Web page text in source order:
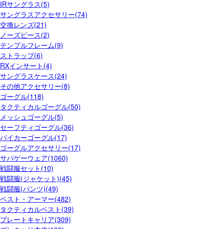
IRサングラス(5)
サングラスアクセサリー(74)
交換レンズ(21)
ノーズピース(2)
テンプルフレーム(9)
ストラップ(6)
RXインサート(4)
サングラスケース(24)
その他アクセサリー(8)
ゴーグル(118)
タクティカルゴーグル(50)
メッシュゴーグル(5)
セーフティゴーグル(36)
バイカーゴーグル(17)
ゴーグルアクセサリー(17)
サバゲーウェア(1060)
戦闘服セット(10)
戦闘服(ジャケット)(45)
戦闘服(パンツ)(49)
ベスト・アーマー(482)
タクティカルベスト(39)
プレートキャリア(309)